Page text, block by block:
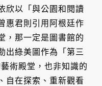
欣以「與公園和閱讀
惠君則引用阿根廷作
，那一定是圖書館的
出綠美圖作為「第三
術殿堂，也非知識的
自在探索、重新觀看